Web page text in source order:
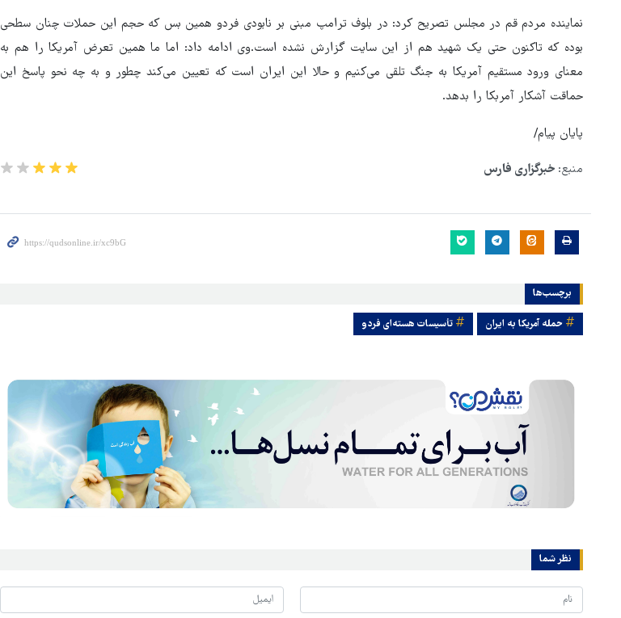
نماینده مردم قم در مجلس تصریح کرد: در بلوف ترامپ مبنی بر نابودی فردو همین بس که حجم این حملات چنان سطحی
بوده که تاکنون حتی یک شهید هم از این سایت گزارش نشده است.وی ادامه داد: اما ما همین تعرض آمریکا را هم به
معنای ورود مستقیم آمریکا به جنگ تلقی می‌کنیم و حالا این ایران است که تعیین می‌کند چطور و به چه نحو پاسخ این
حماقت آشکار آمربکا را بدهد.
پایان پیام/
منبع: خبرگزاری فارس
برچسب‌ها
حمله آمریکا به ایران تأسیسات هسته‌ای فردو
نظر شما
پذیرش شروط ایران از سوی آمریکا
است